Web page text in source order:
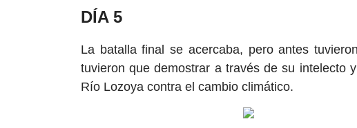
DÍA 5
La batalla final se acercaba, pero antes
tuvieron que demostrar a través de su intelecto
Río Lozoya contra el cambio climático.